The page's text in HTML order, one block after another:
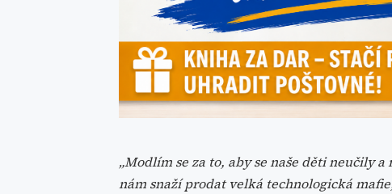
„Modlím se za to, aby se naše děti neučily
nám snaží prodat velká technologická